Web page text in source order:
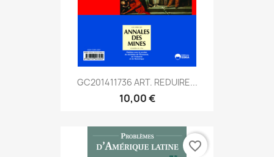
GC201411736 ART. REDUIRE...
10,00 €
favorite_border